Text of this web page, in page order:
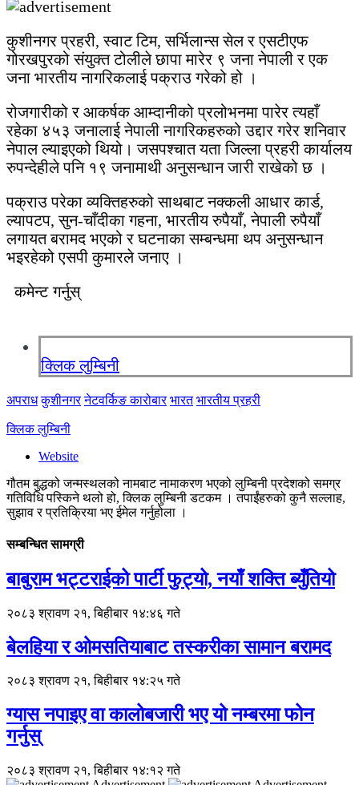
कुशीनगर प्रहरी, स्वाट टिम, सर्भिलान्स सेल र एसटीएफ
गोरखपुरको संयुक्त टोलीले छापा मारेर ९ जना नेपाली र एक
जना भारतीय नागरिकलाई पक्राउ गरेको हो ।
रोजगारीको र आकर्षक आम्दानीको प्रलोभनमा पारेर त्यहाँ
रहेका ४५३ जनालाई नेपाली नागरिकहरुको उद्दार गरेर शनिवार
नेपाल ल्याइएको थियो। जसपश्चात यता जिल्ला प्रहरी कार्यालय
रुपन्देहीले पनि १९ जनामाथी अनुसन्धान जारी राखेको छ ।
पक्राउ परेका व्यक्तिहरुको साथबाट नक्कली आधार कार्ड,
ल्यापटप, सुन-चाँदीका गहना, भारतीय रुपैयाँ, नेपाली रुपैयाँ
लगायत बरामद भएको र घटनाका सम्बन्धमा थप अनुसन्धान
भइरहेको एसपी कुमारले जनाए ।
कमेन्ट गर्नुस्
क्लिक लुम्बिनी
अपराध कुशीनगर नेटवर्किङ कारोबार भारत भारतीय प्रहरी
क्लिक लुम्बिनी
Website
गौतम बुद्धको जन्मस्थलको नामबाट नामाकरण भएको लुम्बिनी प्रदेशको समग्र
गतिविधि पस्किने थलो हो, क्लिक लुम्बिनी डटकम । तपाईंहरुको कुनै सल्लाह,
सुझाव र प्रतिक्रिया भए ईमेल गर्नुहोला ।
सम्बन्धित सामग्री
बाबुराम भट्टराईको पार्टी फुट्यो, नयाँ शक्ति ब्युँतियो
२०८३ श्रावण २१, बिहीबार १४:४६ गते
बेलहिया र ओमसतियाबाट तस्करीका सामान बरामद
२०८३ श्रावण २१, बिहीबार १४:२५ गते
ग्यास नपाइए वा कालोबजारी भए यो नम्बरमा फोन
गर्नुस्
२०८३ श्रावण २१, बिहीबार १४:१२ गते